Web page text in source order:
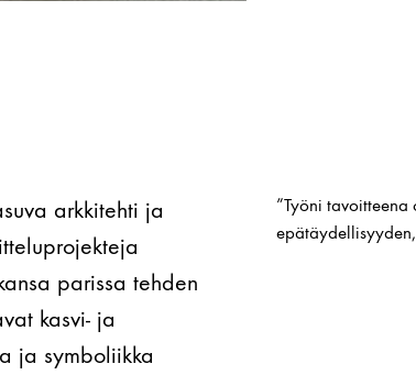
arkkitehti ja
parissa tehden
kasvi- ja
ja symboliikka
”Työni